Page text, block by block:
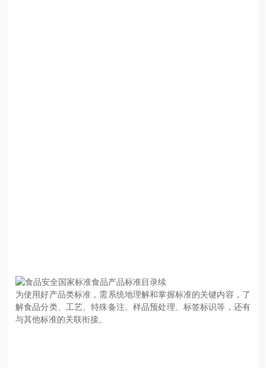
为使用好产品类标准，需系统地理解和掌握标准的关键内容，了
解食品分类、工艺、特殊备注、样品预处理、标签标识等，还有
与其他标准的关联衔接。